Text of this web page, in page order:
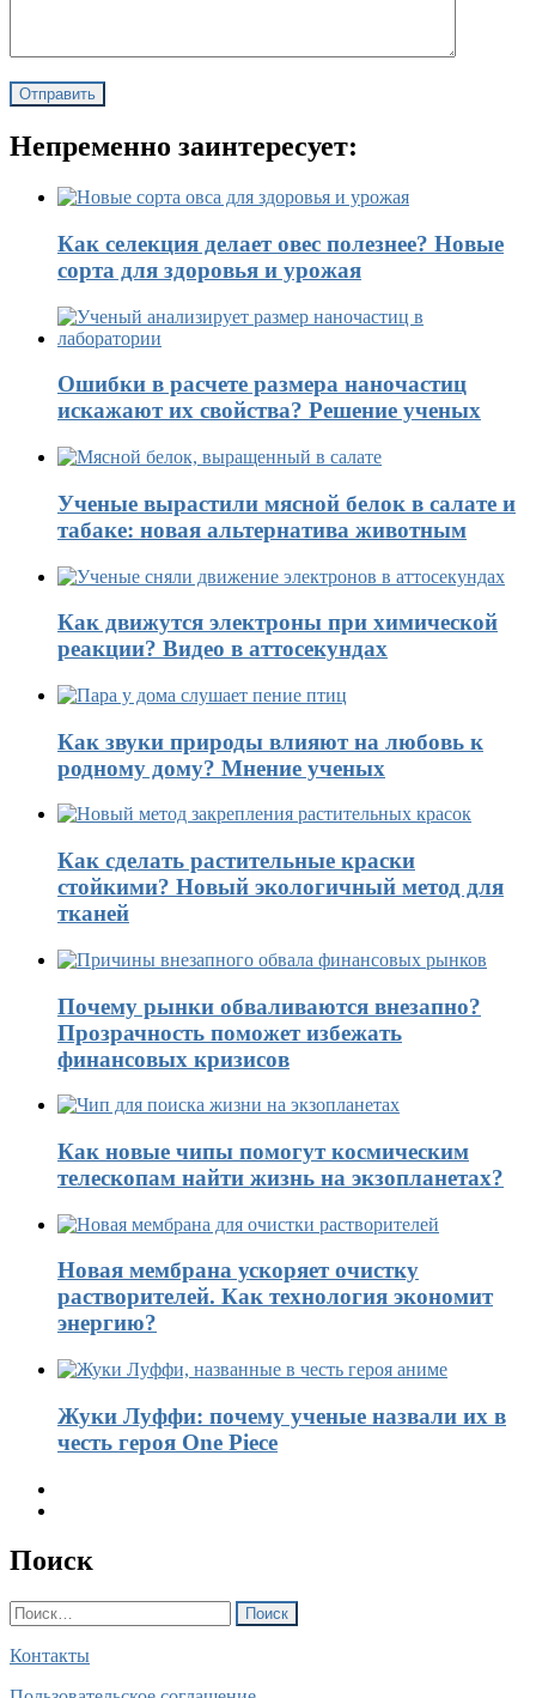
Непременно заинтересует:
Как селекция делает овес полезнее? Новые
сорта для здоровья и урожая
Ошибки в расчете размера наночастиц
искажают их свойства? Решение ученых
Ученые вырастили мясной белок в салате и
табаке: новая альтернатива животным
Как движутся электроны при химической
реакции? Видео в аттосекундах
Как звуки природы влияют на любовь к
родному дому? Мнение ученых
Как сделать растительные краски
стойкими? Новый экологичный метод для
тканей
Почему рынки обваливаются внезапно?
Прозрачность поможет избежать
финансовых кризисов
Как новые чипы помогут космическим
телескопам найти жизнь на экзопланетах?
Новая мембрана ускоряет очистку
растворителей. Как технология экономит
энергию?
Жуки Луффи: почему ученые назвали их в
честь героя One Piece
Поиск
Найти:
Контакты